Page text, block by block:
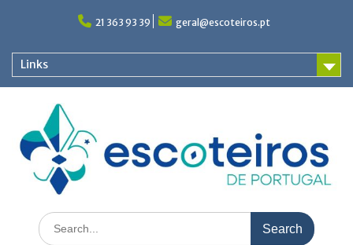
21 363 93 39 geral@escoteiros.pt
Links
Search
for: